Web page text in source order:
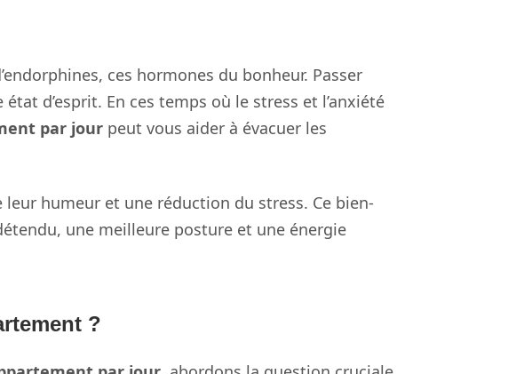
ces hormones du bonheur. Passer
d’esprit. En ces temps où le stress et l’anxiété
par jour peut vous aider à évacuer les
humeur et une réduction du stress. Ce bien-
une meilleure posture et une énergie
?